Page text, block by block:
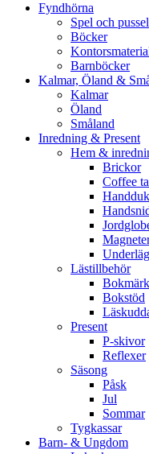
Fyndhörna
Spel och pussel
Böcker
Barnböcker
Kalmar, Öland &
Kalmar
Öland
Småland
Inredning & Present
Hem &
Brickor
Coffee
Lästillbehör
Bokstöd
Present
P-skivor
Reflexer
Säsong
Påsk
Jul
Sommar
Tygkassar
Barn- & Ungdom